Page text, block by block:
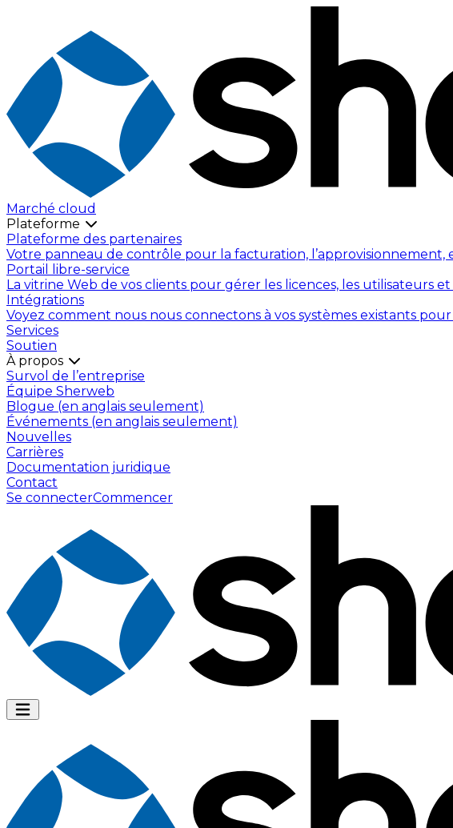
Marché cloud
Plateforme
Plateforme des partenaires
Votre panneau de contrôle pour la facturation, l’approvisionnement,
Portail libre-service
La vitrine Web de vos clients pour gérer les licences, les utilisateurs
Intégrations
Voyez comment nous nous connectons à vos systèmes existants
Services
Soutien
À propos
Survol de l’entreprise
Équipe Sherweb
Blogue (en anglais seulement)
Événements (en anglais seulement)
Nouvelles
Carrières
Documentation juridique
Contact
Se connecterCommencer